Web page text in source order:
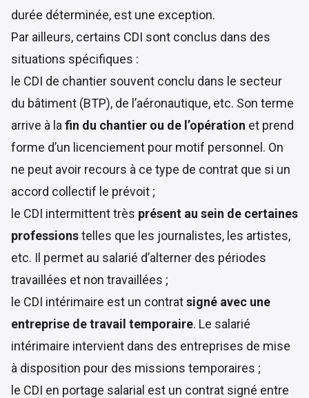
durée déterminée, est une exception.
Par ailleurs, certains CDI sont conclus dans des
situations spécifiques :
le CDI de chantier souvent conclu dans le secteur
du bâtiment (BTP), de l’aéronautique, etc. Son terme
arrive à la fin du chantier ou de l’opération et prend
forme d’un licenciement pour motif personnel. On
ne peut avoir recours à ce type de contrat que si un
accord collectif le prévoit ;
le CDI intermittent très présent au sein de certaines
professionstelles que les journalistes, les artistes,
etc. Il permet au salarié d’alterner des périodes
travaillées et non travaillées ;
le CDI intérimaire est un contratsigné avec une
entreprise de travail temporaire. Le salarié
intérimaire intervient dans des entreprises de mise
à disposition pour des missions temporaires ;
le CDI en portage salarial est un contrat signé entre